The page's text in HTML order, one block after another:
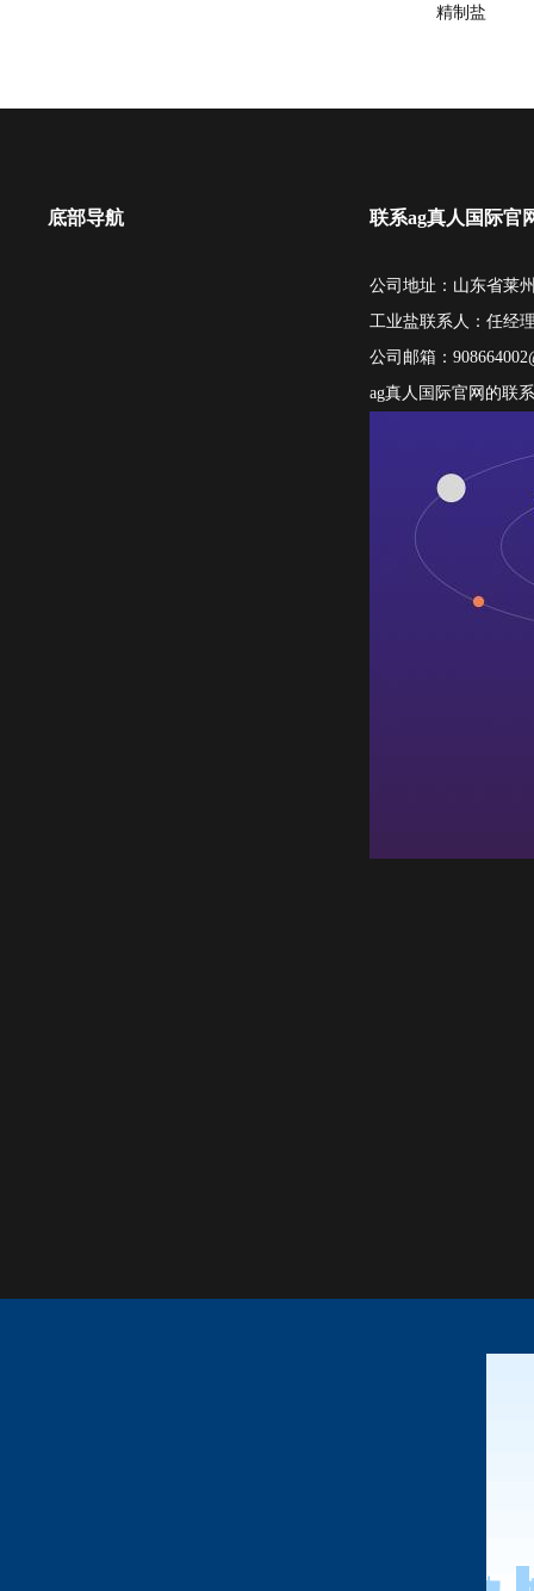
精制盐
底部导航 联系ag真人国际官
公司地址：山东省莱
工业盐联系人：任经
公司邮箱：
ag真人国际官网的联